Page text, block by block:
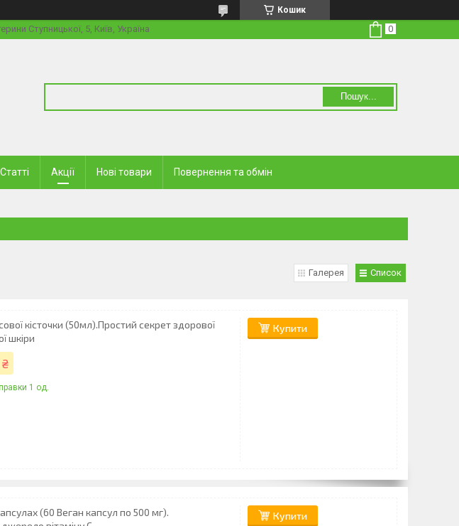
Кошик
Ступницької, 5, Київ, Україна
Пошук...
Статті Акції Нові товари Повернення та обмін
Галерея Список
кісточки (50мл).Простий секрет здорової
шкіри
1 од.
Купити
(60 Веган капсул по 500 мг).
Купити